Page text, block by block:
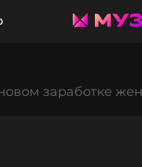
заработке